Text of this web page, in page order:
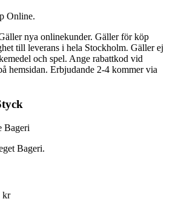
Online.
nya onlinekunder. Gäller för köp
till leverans i hela Stockholm. Gäller ej
och spel. Ange rabattkod vid
hemsidan. Erbjudande 2-4 kommer via
Bageri
Bageri.
kr